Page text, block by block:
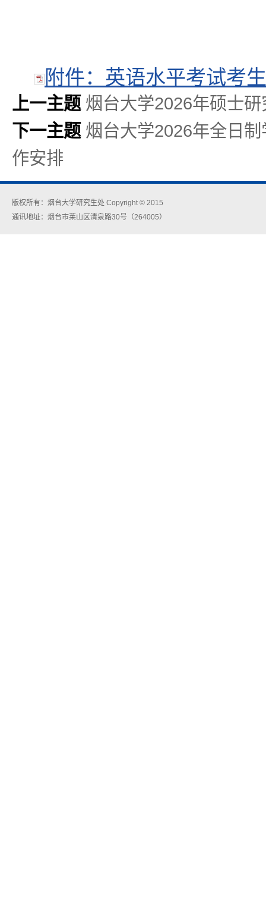
附件：英语水平考试考
上一主题 烟台大学2026年硕士
下一主题 烟台大学2026年全日
作安排
版权所有：烟台大学研究生处 Copyright © 2015
通讯地址：烟台市莱山区清泉路30号（264005）